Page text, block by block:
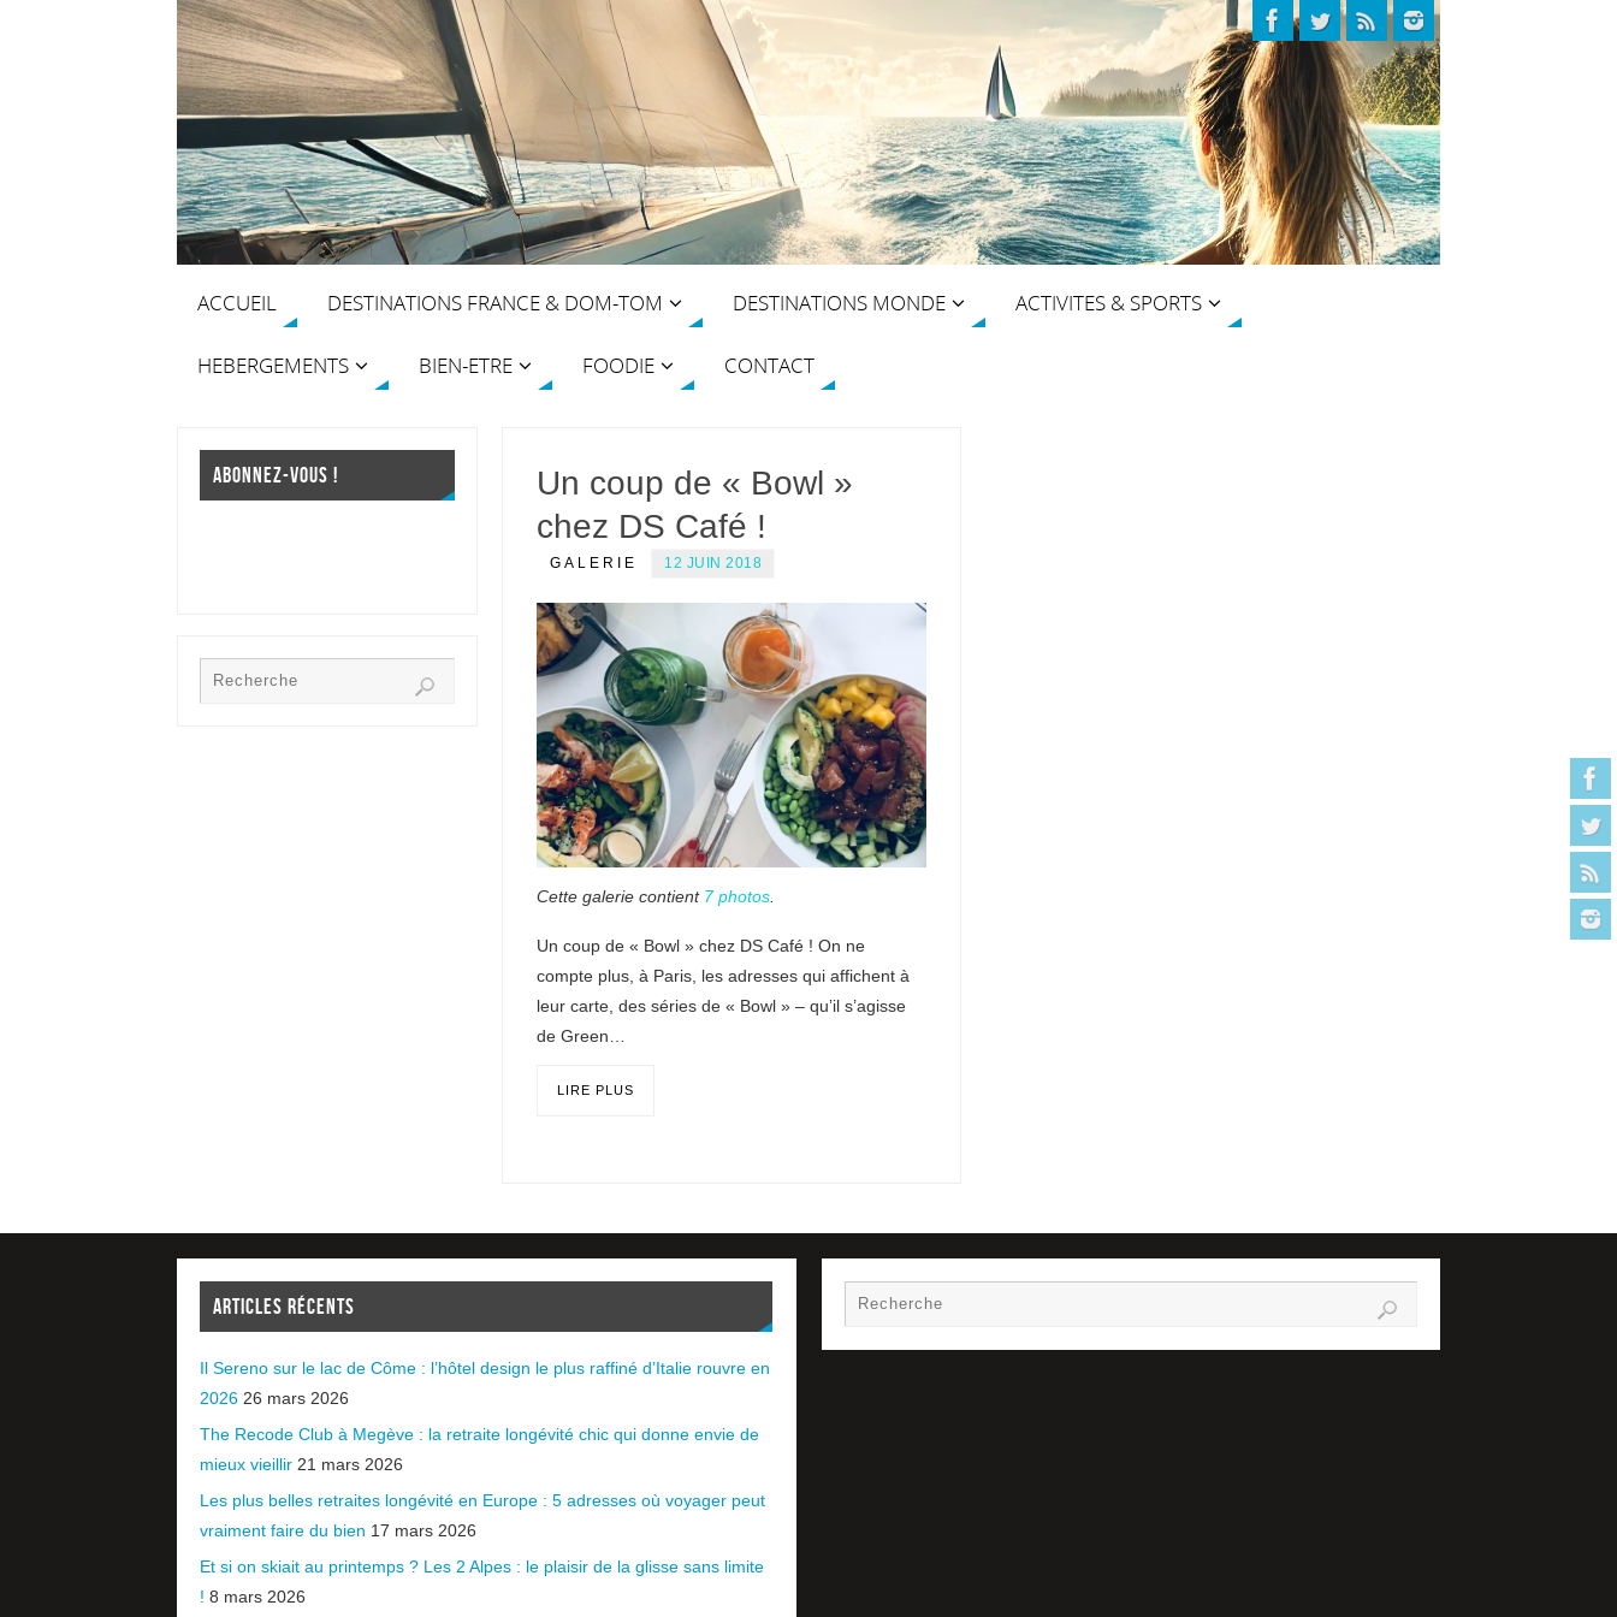
ACCUEIL DESTINATIONS FRANCE & DOM-TOM DESTINATIONS MONDE ACTIVITES & SPORTS
HEBERGEMENTS BIEN-ETRE FOODIE CONTACT
Un coup de « Bowl »
chez DS Café !
GALERIE 12 JUIN 2018
Cette galerie contient 7 photos
Un coup de « Bowl » chez DS Café ! On ne
compte plus, à Paris, les adresses qui affichent à
leur carte, des séries de « Bowl » – qu’il s’agisse
de Green…
LIRE PLUS
ABONNEZ-VOUS !
ARTICLES RÉCENTS
Il Sereno sur le lac de Côme : l’hôtel design le plus raffiné d’Italie rouvre en
2026 26 mars 2026
The Recode Club à Megève : la retraite longévité chic qui donne envie de
mieux vieillir 21 mars 2026
Les plus belles retraites longévité en Europe : 5 adresses où voyager peut
vraiment faire du bien 17 mars 2026
Et si on skiait au printemps ? Les 2 Alpes : le plaisir de la glisse sans limite
! 8 mars 2026